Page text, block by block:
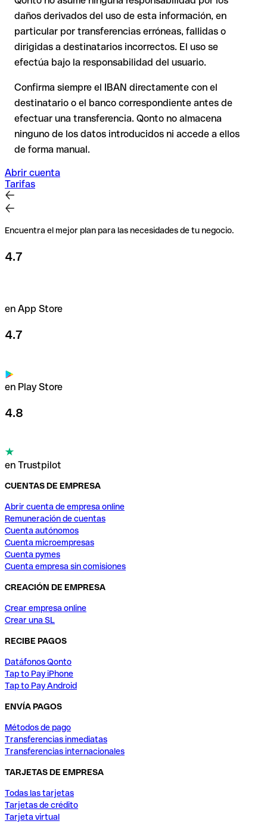
En transferencias internacionales fuera del espacio SEPA, la
recuperación es considerablemente más compleja y conlleva
comisiones .
Recomendación: Verifica cada IBAN antes de una
transferencia con nuestro IBAN Checker gratuito y, en caso
de duda, confírmalo directamente con el destinatario. Esta
precaución es especialmente importante con importes
elevados o nuevas relaciones comerciales.
daños derivados del uso de esta información, en
particular por transferencias erróneas, fallidas o
dirigidas a destinatarios incorrectos. El uso se
efectúa bajo la responsabilidad del usuario.
Confirma siempre el IBAN directamente con el
destinatario o el banco correspondiente antes de
efectuar una transferencia. Qonto no almacena
ninguno de los datos introducidos ni accede a ellos
de forma manual.
Abrir cuenta
Tarifas
Encuentra el mejor plan para las necesidades de tu negocio.
4.7
en App Store
4.7
en Play Store
4.8
en Trustpilot
CUENTAS DE EMPRESA
Abrir cuenta de empresa online
Remuneración de cuentas
Cuenta autónomos
Cuenta microempresas
Cuenta pymes
Cuenta empresa sin comisiones
CREACIÓN DE EMPRESA
Crear empresa online
Crear una SL
RECIBE PAGOS
Datáfonos Qonto
Tap to Pay iPhone
Tap to Pay Android
ENVÍA PAGOS
Métodos de pago
Transferencias inmediatas
Transferencias internacionales
TARJETAS DE EMPRESA
Todas las tarjetas
Tarjetas de crédito
Tarjeta virtual